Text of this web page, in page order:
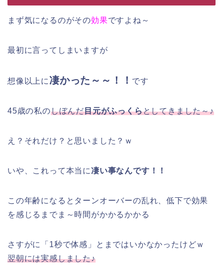
まず気になるのがその効果ですよね～
最初に言ってしまいますが
想像以上に 凄かった～～！！ です
45歳の私のしぼんだ目元がふっくらとしてきました～♪
え？それだけ？と思いました？ｗ
いや、これって本当に凄い事なんです！！
この年齢になるとターンオーバーの乱れ、低下で効果
を感じるまでま～時間がかかるかかる
さすがに「1秒で体感」とまではいかなかったけどｗ
翌朝には実感しました♪